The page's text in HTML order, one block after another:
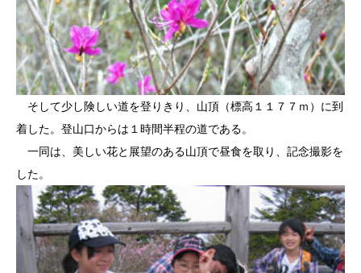
そして少し険しい道を登りきり、山頂（標高１１７７ｍ）に到
着した。登山口からは１時間半程の道である。
一同は、美しい花と展望のある山頂で昼食を取り、記念撮影を
した。